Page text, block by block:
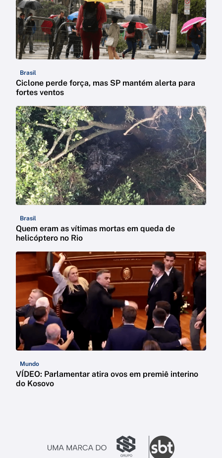
Brasil
Ciclone perde força, mas SP mantém alerta para
fortes ventos
Brasil
Quem eram as vítimas mortas em queda de
helicóptero no Rio
Mundo
VÍDEO: Parlamentar atira ovos em premiê interino
do Kosovo